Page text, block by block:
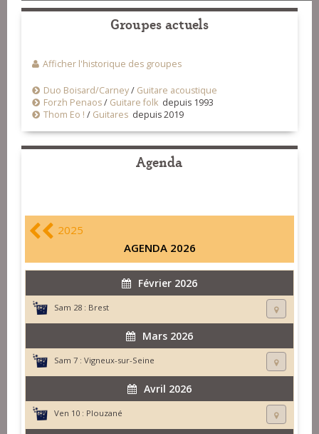
Groupes actuels
Afficher l'historique des groupes
Duo Boisard/Carney/ Guitare acoustique
Forzh Penaos/ Guitare folk depuis 1993
Thom Eo ! / Guitares depuis 2019
Agenda
2025
AGENDA 2026
Février 2026
Sam 28 : Brest
Mars 2026
Sam 7 : Vigneux-sur-Seine
Avril 2026
Ven 10 : Plouzané